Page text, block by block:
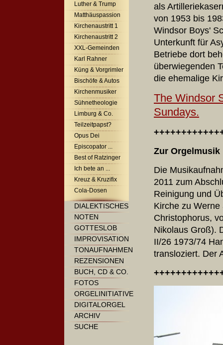
Luther & Trump
Matthäuspassion
Kirchenaustritt 1
Kirchenaustritt 2
XXL-Gemeinden
Karl Rahner
Küng & Vorgrimler
Bischöfe & Autos
Kirchenmusiker
Sühnetheologie
Limburg & Co.
Teilzeitpapst?
Opus Dei
Episcopator ...
Best of Ratzinger
Ich bete an ...
Kreuz & Kruzifix
Cola-Dosen
DIALEKTISCHES
NOTEN
GOTTESLOB
IMPROVISATION
TONAUFNAHMEN
REZENSIONEN
BUCH, CD & CO.
FOTOS
ORGELINITIATIVE
DIGITALORGEL
ARCHIV
SUCHE
als
von 1953 bis
Windsor Boys'
Unterkunft für
Betriebe dort
überwiegenden
die ehemalige
The Windsor
Sundays.
Zur Orgelmusik
Die
2011 zum
Reinigung und
Kirche zu
Christophorus,
Nikolaus Groß).
II/26 1973/74
transloziert. Der